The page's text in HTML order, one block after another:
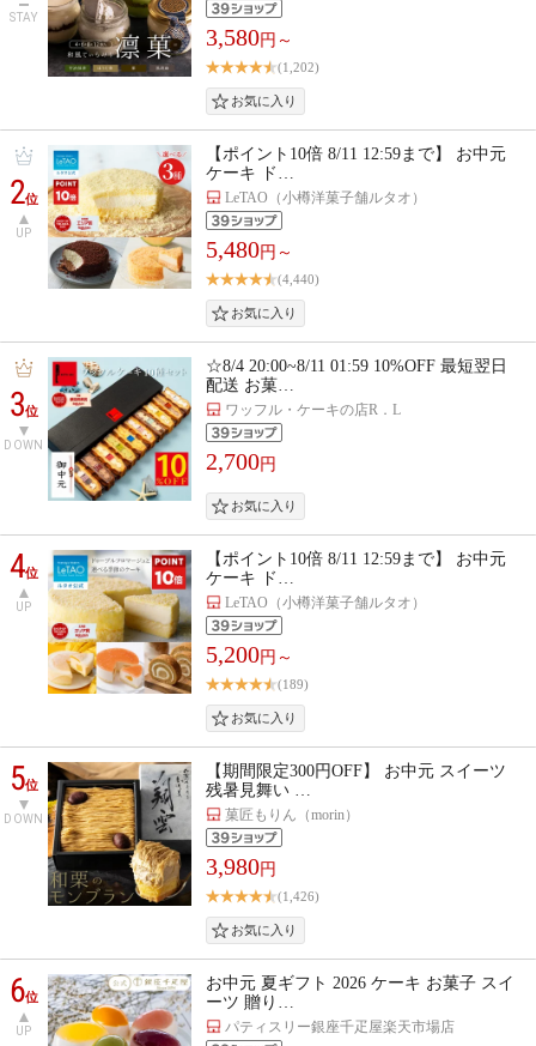
STAY
3,580円～
(1,202)
2位
UP
【ポイント10倍 8/11 12:59まで】 お中元
ケーキ ド…
LeTAO（小樽洋菓子舗ルタオ）
5,480円～
(4,440)
3位
DOWN
☆8/4 20:00~8/11 01:59 10%OFF 最短翌日
配送 お菓…
ワッフル・ケーキの店R．L
2,700円
4位
UP
【ポイント10倍 8/11 12:59まで】 お中元
ケーキ ド…
LeTAO（小樽洋菓子舗ルタオ）
5,200円～
(189)
5位
DOWN
【期間限定300円OFF】 お中元 スイーツ
残暑見舞い …
菓匠もりん（morin）
3,980円
(1,426)
6位
UP
お中元 夏ギフト 2026 ケーキ お菓子 スイ
ーツ 贈り…
パティスリー銀座千疋屋楽天市場店